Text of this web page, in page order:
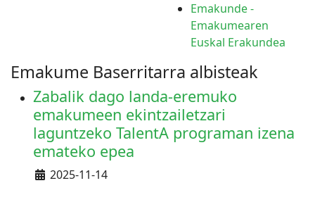
Emakunde -
Emakumearen
Euskal Erakundea
Emakume Baserritarra albisteak
Zabalik dago landa-eremuko
emakumeen ekintzailetzari
laguntzeko TalentA programan izena
emateko epea
Details
2025-11-14